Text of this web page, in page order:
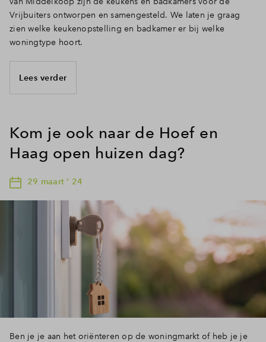
Vrijbuiters ontworpen en samengesteld. We laten je graag
zien welke keukenopstelling en badkamer er bij welke
woningtype hoort.
Lees verder
Kom je ook naar de Hoef en
Haag open huizen dag?
29 maart ' 24
Ben je je aan het oriënteren op de woningmarkt of heb je je